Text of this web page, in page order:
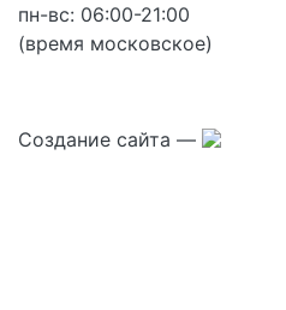
пн-вс: 06:00-21:00
(время московское)
Создание сайта —